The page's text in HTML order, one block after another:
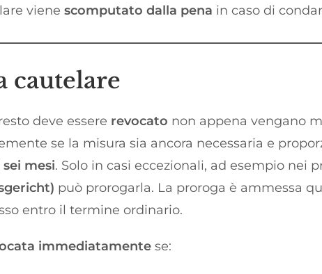
viene scomputato dalla pena in caso di
cautelare
deve essere revocato non appena vengano
se la misura sia ancora necessaria e
sei mesi. Solo in casi eccezionali, ad esempio nei
può prorogarla. La proroga è ammessa
entro il termine ordinario.
immediatamente se: